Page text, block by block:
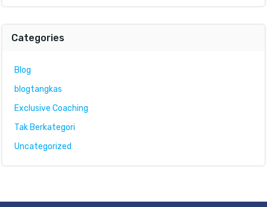
Categories
Blog
blogtangkas
Exclusive Coaching
Tak Berkategori
Uncategorized